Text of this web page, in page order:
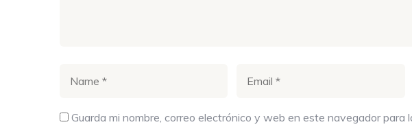
Guarda mi nombre, correo electrónico y web en este navegador para